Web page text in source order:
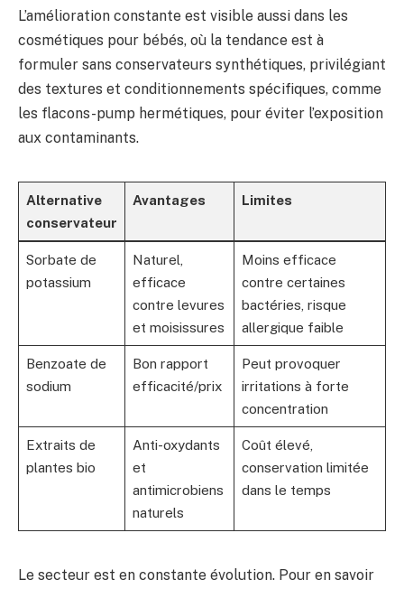
L’amélioration constante est visible aussi dans les
cosmétiques pour bébés, où la tendance est à
formuler sans conservateurs synthétiques, privilégiant
des textures et conditionnements spécifiques, comme
les flacons-pump hermétiques, pour éviter l’exposition
aux contaminants.
Alternative
conservateur
Avantages Limites
Sorbate de
potassium
Naturel,
efficace
contre levures
et moisissures
Moins efficace
contre certaines
bactéries, risque
allergique faible
Benzoate de
sodium
Bon rapport
efficacité/prix
Peut provoquer
irritations à forte
concentration
Extraits de
plantes bio
Anti-oxydants
et
antimicrobiens
naturels
Coût élevé,
conservation limitée
dans le temps
Le secteur est en constante évolution. Pour en savoir